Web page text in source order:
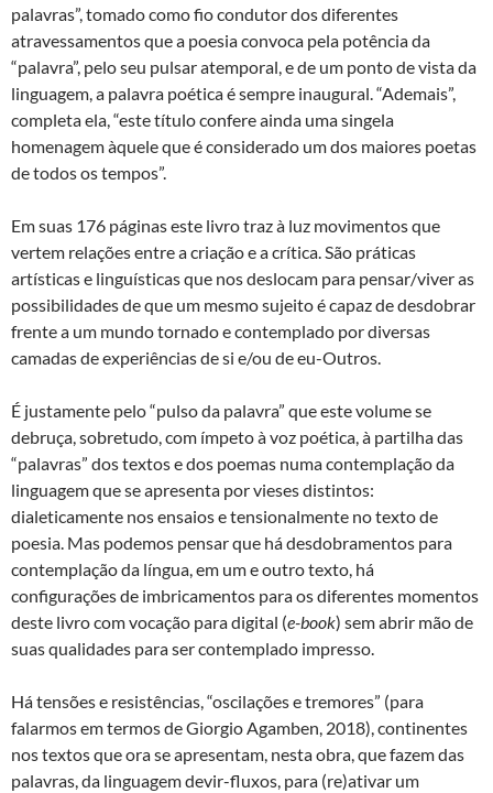
palavras”, tomado como fio condutor dos diferentes
atravessamentos que a poesia convoca pela potência da
“palavra”, pelo seu pulsar atemporal, e de um ponto de vista da
linguagem, a palavra poética é sempre inaugural. “Ademais”,
completa ela, “este título confere ainda uma singela
homenagem àquele que é considerado um dos maiores poetas
de todos os tempos”.
Em suas 176 páginas este livro traz à luz movimentos que
vertem relações entre a criação e a crítica. São práticas
artísticas e linguísticas que nos deslocam para pensar/viver as
possibilidades de que um mesmo sujeito é capaz de desdobrar
frente a um mundo tornado e contemplado por diversas
camadas de experiências de si e/ou de eu-Outros.
É justamente pelo “pulso da palavra” que este volume se
debruça, sobretudo, com ímpeto à voz poética, à partilha das
“palavras” dos textos e dos poemas numa contemplação da
linguagem que se apresenta por vieses distintos:
dialeticamente nos ensaios e tensionalmente no texto de
poesia. Mas podemos pensar que há desdobramentos para
contemplação da língua, em um e outro texto, há
configurações de imbricamentos para os diferentes momentos
deste livro com vocação para digital (e-book) sem abrir mão de
suas qualidades para ser contemplado impresso.
Há tensões e resistências, “oscilações e tremores” (para
falarmos em termos de Giorgio Agamben, 2018), continentes
nos textos que ora se apresentam, nesta obra, que fazem das
palavras, da linguagem devir-fluxos, para (re)ativar um